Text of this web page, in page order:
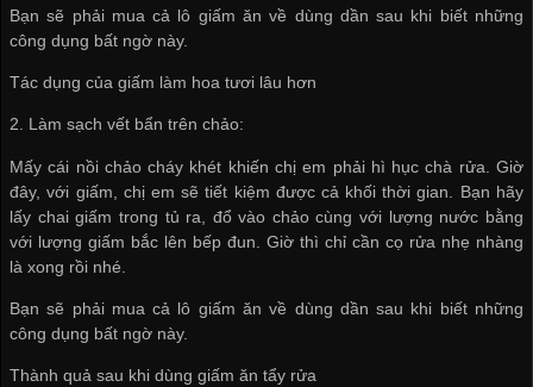
Bạn sẽ phải mua cả lô giấm ăn về dùng dần sau khi biết những
công dụng bất ngờ này.
Tác dụng của giấm làm hoa tươi lâu hơn
2. Làm sạch vết bẩn trên chảo:
Mấy cái nồi chảo cháy khét khiến chị em phải hì hục chà rửa. Giờ
đây, với giấm, chị em sẽ tiết kiệm được cả khối thời gian. Bạn hãy
lấy chai giấm trong tủ ra, đổ vào chảo cùng với lượng nước bằng
với lượng giấm bắc lên bếp đun. Giờ thì chỉ cần cọ rửa nhẹ nhàng
là xong rồi nhé.
Bạn sẽ phải mua cả lô giấm ăn về dùng dần sau khi biết những
công dụng bất ngờ này.
Thành quả sau khi dùng giấm ăn tẩy rửa